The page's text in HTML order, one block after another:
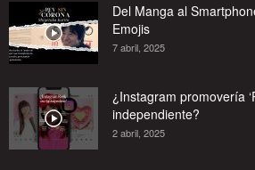
Del Manga al
Emojis
7 abril, 2025
¿Instagram promovería
independiente?
2 abril, 2025